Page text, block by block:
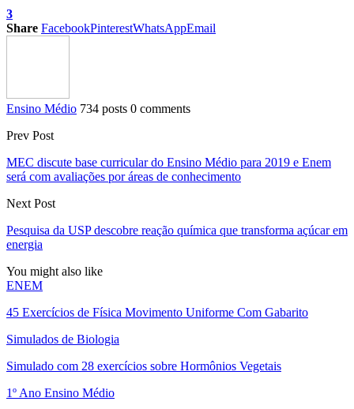
3
Share FacebookPinterestWhatsAppEmail
Ensino Médio 734 posts 0 comments
Prev Post
MEC discute base curricular do Ensino Médio para 2019 e Enem
será com avaliações por áreas de conhecimento
Next Post
Pesquisa da USP descobre reação química que transforma açúcar em
energia
You might also like
ENEM
45 Exercícios de Física Movimento Uniforme Com Gabarito
Simulados de Biologia
Simulado com 28 exercícios sobre Hormônios Vegetais
1º Ano Ensino Médio